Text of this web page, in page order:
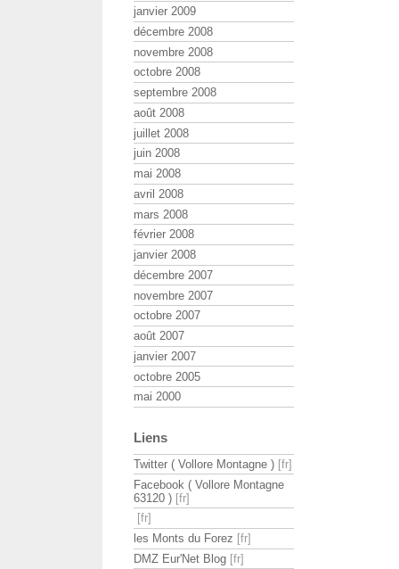
janvier 2009
décembre 2008
novembre 2008
octobre 2008
septembre 2008
août 2008
juillet 2008
juin 2008
mai 2008
avril 2008
mars 2008
février 2008
janvier 2008
décembre 2007
novembre 2007
octobre 2007
août 2007
janvier 2007
octobre 2005
mai 2000
Liens
Twitter ( Vollore Montagne )
Facebook ( Vollore Montagne
63120 )
les Monts du Forez
DMZ Eur'Net Blog